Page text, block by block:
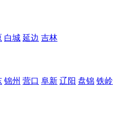
白城 延边 吉林
锦州 营口 阜新 辽阳 盘锦 铁岭